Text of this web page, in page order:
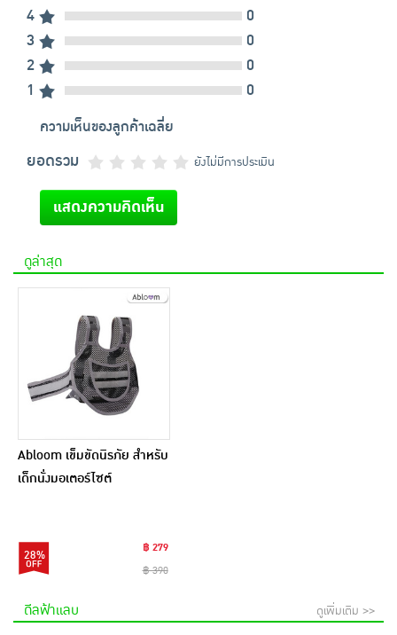
4
0
3
0
2
0
1
0
ความเห็นของลูกค้าเฉลี่ย
ยอดรวม ยังไม่มีการประเมิน
แสดงความคิดเห็น
ดูล่าสุด
Abloom เข็มขัดนิรภัย สำหรับ
เด็กนั่งมอเตอร์ไซต์
28%
฿ 279
฿ 390
ดีลฟ้าแลบ ดูเพิ่มเติม >>